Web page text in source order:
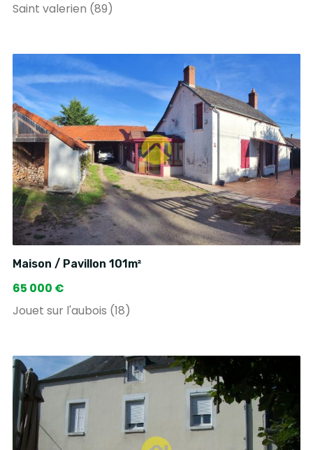
Saint valerien (89)
Maison / Pavillon 101m²
65 000 €
Jouet sur l'aubois (18)